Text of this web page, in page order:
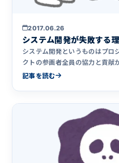
2017.06.26
システム開発が失敗する
システム開発というものはプロ
クトの参画者全員の協力と貢献
「顧客が悪い」が原因となって
記事を読む